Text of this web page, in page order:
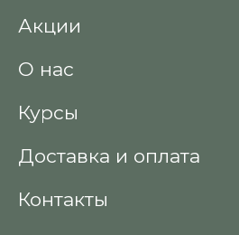
Акции
О нас
Курсы
Доставка и оплата
Контакты